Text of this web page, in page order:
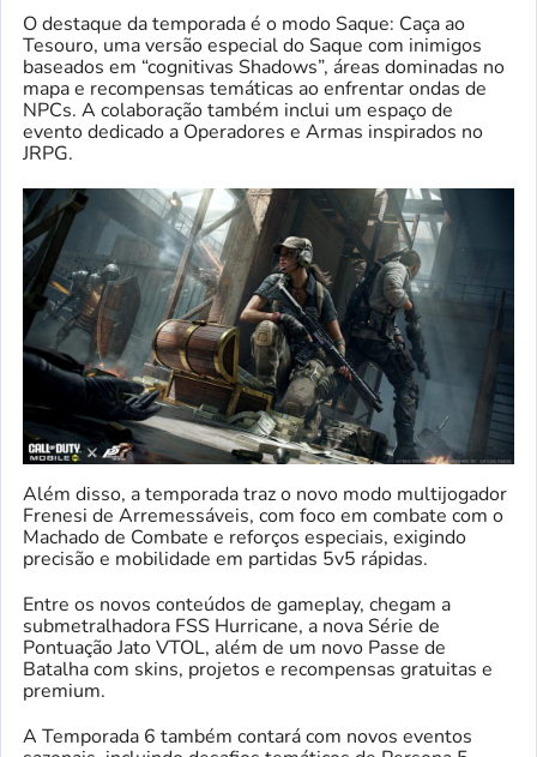
O destaque da temporada é o modo Saque: Caça ao
Tesouro, uma versão especial do Saque com inimigos
baseados em “cognitivas Shadows”, áreas dominadas no
mapa e recompensas temáticas ao enfrentar ondas de
NPCs. A colaboração também inclui um espaço de
evento dedicado a Operadores e Armas inspirados no
JRPG.
Além disso, a temporada traz o novo modo multijogador
Frenesi de Arremessáveis, com foco em combate com o
Machado de Combate e reforços especiais, exigindo
precisão e mobilidade em partidas 5v5 rápidas.
Entre os novos conteúdos de gameplay, chegam a
submetralhadora FSS Hurricane, a nova Série de
Pontuação Jato VTOL, além de um novo Passe de
Batalha com skins, projetos e recompensas gratuitas e
premium.
A Temporada 6 também contará com novos eventos